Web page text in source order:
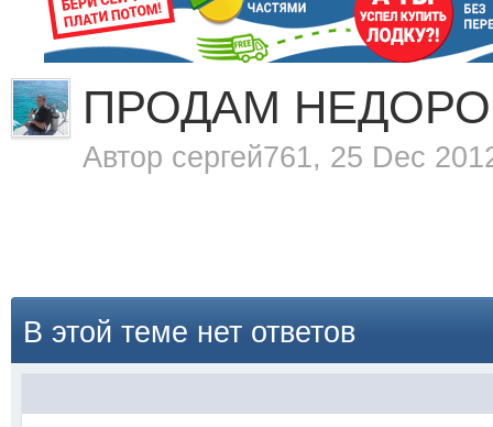
ПРОДАМ
Автор сергей761, 25 Dec
В этой теме нет ответов